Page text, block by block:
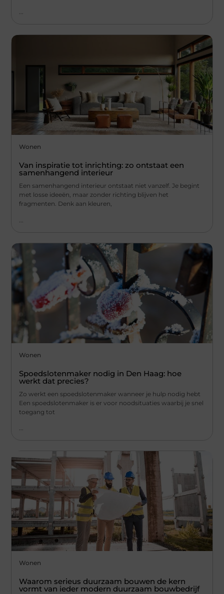
...
Wonen
Van inspiratie tot inrichting: zo ontstaat een
samenhangend interieur
Een samenhangend interieur ontstaat niet vanzelf. Je begint
met losse ideeën, maar zonder richting blijven het
fragmenten. Denk aan kleuren,
Wonen
Spoedslotenmaker nodig in Den Haag: hoe
werkt dat precies?
Zo werkt een spoedslotenmaker wanneer je hulp nodig hebt
Een spoedslotenmaker is er voor noodsituaties waarbij je snel
toegang tot
...
Wonen
Waarom serieus duurzaam bouwen de kern
vormt van ieder modern duurzaam bouwbedrijf